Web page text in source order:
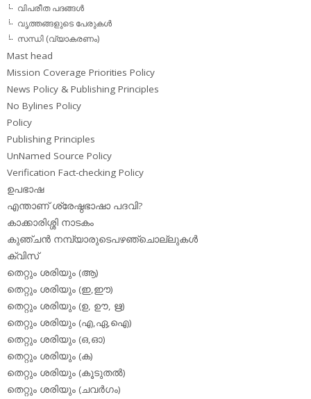
വിപരീത പദങ്ങള്‍
വൃത്തങ്ങളുടെ പേരുകള്‍
സന്ധി (വ്യാകരണം)
Mast head
Mission Coverage Priorities Policy
News Policy & Publishing Principles
No Bylines Policy
Policy
Publishing Principles
UnNamed Source Policy
Verification Fact-checking Policy
ഉപഭാഷ
എന്താണ് ശ്രേഷ്ഠഭാഷാ പദവി?
കാക്കാരിശ്ശി നാടകം
കുഞ്ചന്‍ നമ്പ്യാരുടെപഴഞ്ചൊല്ലുകള്‍
ക്വിസ്
തെറ്റും ശരിയും (ആ)
തെറ്റും ശരിയും (ഇ,ഈ)
തെറ്റും ശരിയും (ഉ, ഊ, ഋ)
തെറ്റും ശരിയും (എ,ഏ,ഐ)
തെറ്റും ശരിയും (ഒ,ഓ)
തെറ്റും ശരിയും (ക)
തെറ്റും ശരിയും (കൂടുതല്‍)
തെറ്റും ശരിയും (ചവര്‍ഗം)